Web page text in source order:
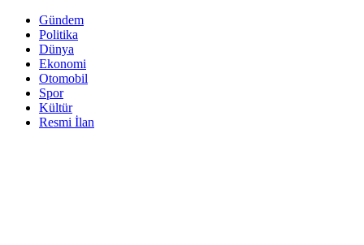
Gündem
Politika
Dünya
Ekonomi
Otomobil
Spor
Kültür
Resmi İlan